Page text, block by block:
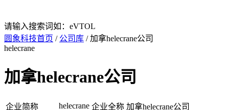
请输入搜索词如：eVTOL
圆象科技首页 / 公司库 / 加拿helecrane公司
helecrane
加拿helecrane公司
企业简称 helecrane 企业全称 加拿helecrane公司